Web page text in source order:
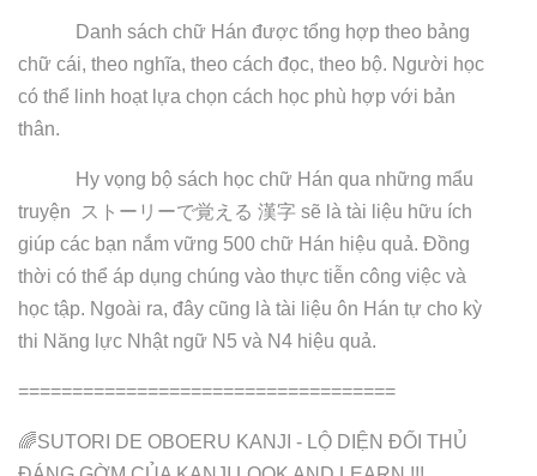
Danh sách chữ Hán được tổng hợp theo bảng
chữ cái, theo nghĩa, theo cách đọc, theo bộ. Người học
có thể linh hoạt lựa chọn cách học phù hợp với bản
thân.
Hy vọng bộ sách học chữ Hán qua những mẩu
truyện
ストーリーで覚える 漢字 sẽ là tài liệu hữu ích
giúp các bạn nắm vững 500 chữ Hán hiệu quả. Đồng
thời có thể áp dụng chúng vào thực tiễn công việc và
học tập. Ngoài ra, đây cũng là tài liệu ôn Hán tự cho kỳ
thi Năng lực Nhật ngữ N5 và N4 hiệu quả.
===================================
🌈SUTORI DE OBOERU KANJI - LỘ DIỆN ĐỐI THỦ